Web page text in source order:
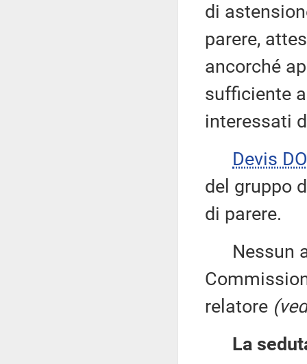
di
parere,
ancorché
sufficiente
interessati
Devis
del gruppo
di parere.
Nessun
relatore
La